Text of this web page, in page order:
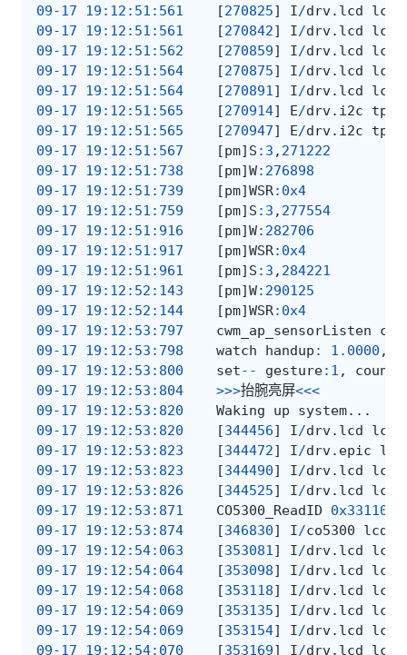
09-17
19 : 12 : 51 : 561 [270825] I/drv. lcd
09-17
19 : 12 : 51 : 561 [270842] I/drv. lcd
09-17
19 : 12 : 51 : 562 [270859] I/drv. lcd
09-17
19 : 12 : 51 : 564 [270875] I/drv. lcd
09-17
19 : 12 : 51 : 564 [270891 ] I/drv. lcd
09-17
19 : 12 : 51 : 565 [270914] E/drv. i2c
09-17
19 : 12 : 51 : 565 [270947] E/drv. i2c
09-17
19 : 12 : 51 : 567 [pm] S : 3 , 271222
09-17
19 : 12 : 51 : 738 [pm]W: 276898
09-17
19 : 12 : 51 : 739 [pm]WSR: 0x4
09-17
19 : 12 : 51 : 759 [pm] S : 3 , 277554
09-17
19 : 12 : 51 : 916 [pm]W: 282706
09-17
19 : 12 : 51 : 917 [pm]WSR: 0x4
09-17
19 : 12 : 51 : 961 [pm] S : 3 , 284221
09-17
19 : 12 : 52 : 143 [pm]W: 290125
09-17
19 : 12 : 52 : 144 [pm]WSR: 0x4
09-17
19 : 12 : 53 : 797 cwm_ap_sensorListen
09-17
19 : 12 : 53 : 798 watch handup : 1.0000 ,
09-17
19 : 12 : 53 : 800 set-- gesture: 1 ,
09-17
19 : 12 : 53 : 804 >>>抬腕亮屏<<<
09-17
19 : 12 : 53 : 820 Waking up system...
09-17
19 : 12 : 53 : 820 [344456] I/drv. lcd
09-17
19 : 12 : 53 : 823 [344472] I/drv. epic
09-17
19 : 12 : 53 : 823 [344490] I/drv. lcd
09-17
19 : 12 : 53 : 826 [344525] I/drv. lcd
09-17
19 : 12 : 53 : 871 CO5300_ReadID
0x331100
09-17
19 : 12 : 53 : 874 [346830] I/co5300
09-17
19 : 12 : 54: 063 [353081 ] I/drv. lcd
09-17
19 : 12 : 54: 064 [353098] I/drv. lcd
09-17
19 : 12 : 54: 068 [353118] I/drv. lcd
09-17
19 : 12 : 54: 069 [353135] I/drv. lcd
09-17
19 : 12 : 54: 069 [353154] I/drv. lcd
09-17
19 : 12 : 54: 070 [353169] I/drv. lcd